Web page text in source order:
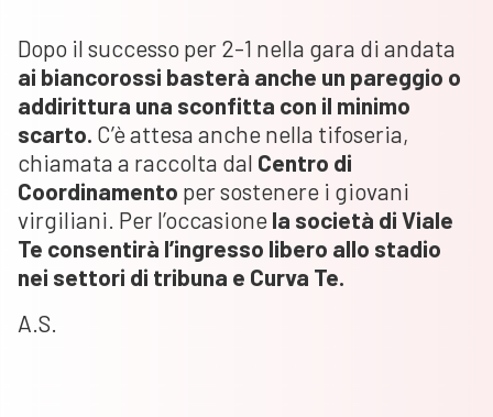
Dopo il successo per 2-1 nella gara di andata
ai biancorossi basterà anche un pareggio o
addirittura una sconfitta con il minimo
scarto. C’è attesa anche nella tifoseria,
chiamata a raccolta dal Centro di
Coordinamento per sostenere i giovani
virgiliani. Per l’occasione la società di Viale
Te consentirà l’ingresso libero allo stadio
nei settori di tribuna e Curva Te.
A.S.